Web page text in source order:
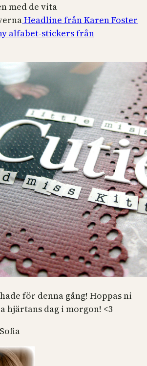
med de vita
Headline från Karen Foster
alfabet-stickers från
för denna gång! Hoppas ni
hjärtans dag i morgon! <3